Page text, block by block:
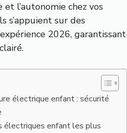
l’autonomie chez vos
s’appuient sur des
2026, garantissant
électrique enfant : sécurité
électriques enfant les plus